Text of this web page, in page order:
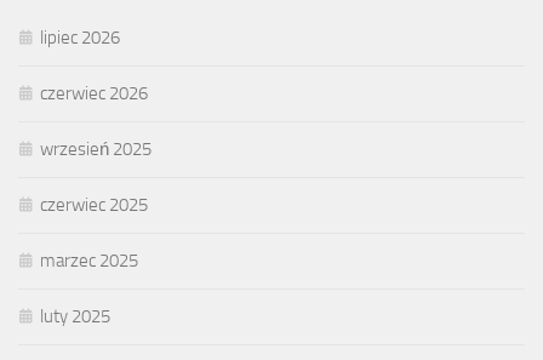
lipiec 2026
czerwiec 2026
wrzesień 2025
czerwiec 2025
marzec 2025
luty 2025